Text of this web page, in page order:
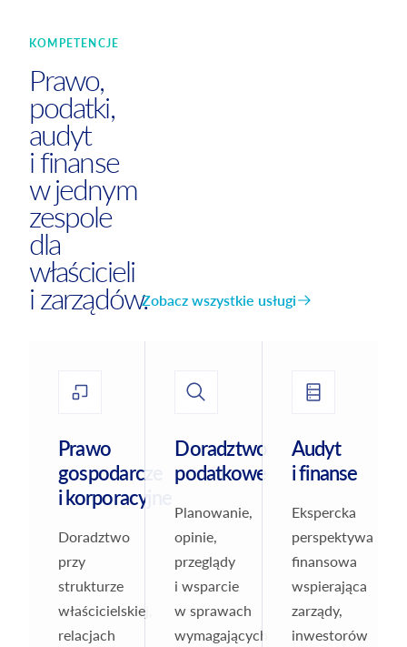
KOMPETENCJE
Prawo,
podatki,
audyt
i finanse
w jednym
zespole
dla
właścicieli
i zarządów.Zobacz wszystkie usługi
Prawo
gospodarcze
i korporacyjne
Doradztwo
przy
strukturze
właścicielskiej,
relacjach
Doradztwo
podatkowe
Planowanie,
opinie,
przeglądy
i wsparcie
w sprawach
wymagających
Audyt
i finanse
Ekspercka
perspektywa
finansowa
wspierająca
zarządy,
inwestorów